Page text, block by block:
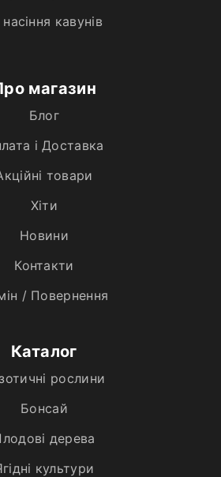
кавунів
магазин
Блог
і Доставка
товари
Хiти
Новини
Контакти
/ Повернення
Каталог
рослини
Бонсай
дерева
культури